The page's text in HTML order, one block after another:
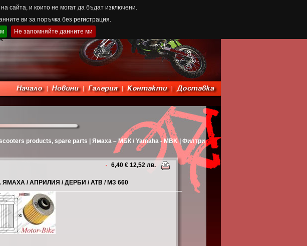
сайта, и които не могат да бъдат изключени.
ви за поръчка без регистрация.
Не запомняйте данните ми
products, spare parts | Ямаха – МБК / Yamaha - MBK | Филтри
6,40 € 12,52 лв.
ЯМАХА / АПРИЛИЯ / ДЕРБИ / АТВ / МЗ 660